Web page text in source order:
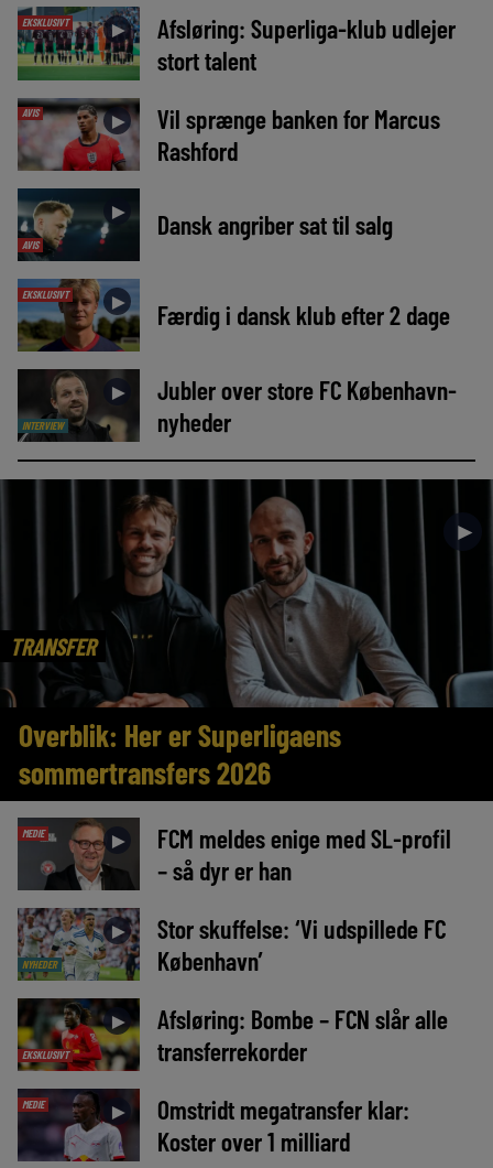
EKSKLUSIVT ►
Afsløring: Superliga-klub udlejer
stort talent
AVIS ►
Vil sprænge banken for Marcus
Rashford
AVIS
► Dansk angriber sat til salg
EKSKLUSIVT ► Færdig i dansk klub efter 2 dage
INTERVIEW
►
Jubler over store FC København-
nyheder
TRANSFER
►
Overblik: Her er Superligaens
sommertransfers 2026
MEDIE ►
FCM meldes enige med SL-profil
– så dyr er han
NYHEDER
►
Stor skuffelse: ‘Vi udspillede FC
København’
EKSKLUSIVT
►
Afsløring: Bombe – FCN slår alle
transferrekorder
MEDIE ►
Omstridt megatransfer klar:
Koster over 1 milliard